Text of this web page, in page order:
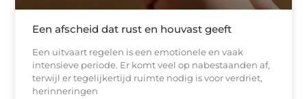
Een afscheid dat rust en houvast geeft
Een uitvaart regelen is een emotionele en vaak
intensieve periode. Er komt veel op nabestaanden af,
terwijl er tegelijkertijd ruimte nodig is voor verdriet,
herinneringen